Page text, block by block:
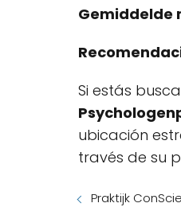
Gemiddelde
Si estás
ubicación
través de su
Praktijk